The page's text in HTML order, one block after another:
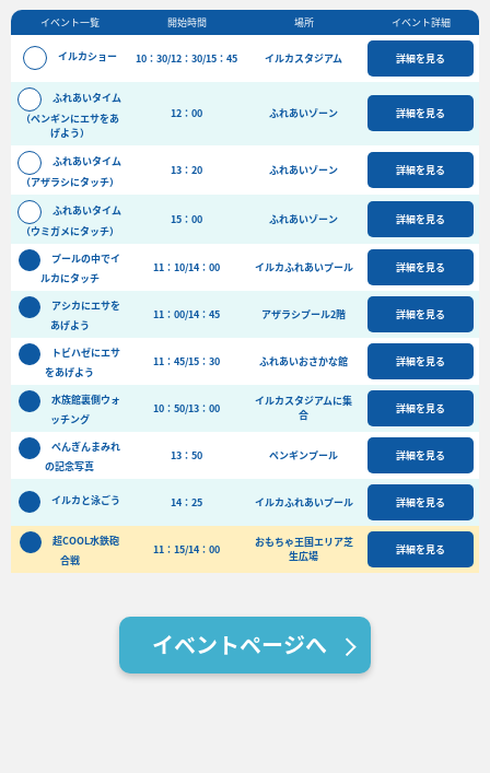
イベント
フード&ショップ
バーベキュー予約
アクセス＆周辺情報
ビーチランド支援プログラム
イベント一覧 開始時間 場所 イベント詳細
イルカショー 10：30/12：30/15：45 イルカスタジアム 詳細を見る
ふれあいタイム
（ペンギンにエサをあ
げよう）
12：00 ふれあいゾーン 詳細を見る
ふれあいタイム
（アザラシにタッチ）
13：20 ふれあいゾーン 詳細を見る
ふれあいタイム
（ウミガメにタッチ）
15：00 ふれあいゾーン 詳細を見る
プールの中でイ
ルカにタッチ
11：10/14：00 イルカふれあいプール 詳細を見る
アシカにエサを
あげよう
11：00/14：45 アザラシプール2階 詳細を見る
トビハゼにエサ
をあげよう
11：45/15：30 ふれあいおさかな館 詳細を見る
水族館裏側ウォ
ッチング
10：50/13：00
イルカスタジアムに集
合
詳細を見る
ぺんぎんまみれ
の記念写真
13：50 ペンギンプール 詳細を見る
イルカと泳ごう 14：25 イルカふれあいプール 詳細を見る
超COOL水鉄砲
合戦
11：15/14：00
おもちゃ王国エリア芝
生広場
詳細を見る
イベントページへ